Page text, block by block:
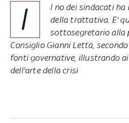
I
l no dei sindacati
della trattativa. E'
sottosegretario alla
Consiglio Gianni Letta,
fonti governative, illustrando
dell'arte della crisi